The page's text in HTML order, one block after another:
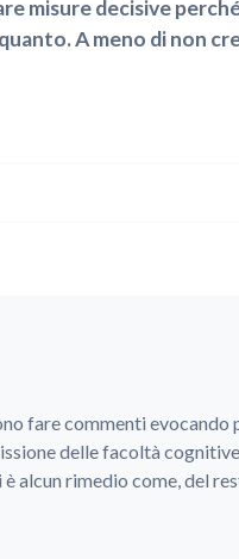
misure decisive
A meno di non
fare commenti evocando
delle facoltà cognitive.
alcun rimedio come, del